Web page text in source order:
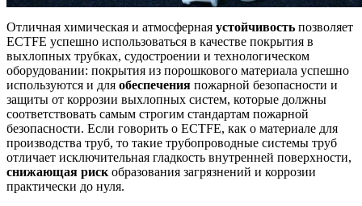
Отличная химическая и атмосферная устойчивость позволяет
ECTFE успешно использоваться в качестве покрытия в
выхлопных трубках, судостроении и технологическом
оборудовании: покрытия из порошкового материала успешно
используются и для обеспечения пожарной безопасности и
защиты от коррозии выхлопных систем, которые должны
соответствовать самым строгим стандартам пожарной
безопасности. Если говорить о ECTFE, как о материале для
производства труб, то такие трубопроводные системы труб
отличает исключительная гладкость внутренней поверхности,
снижающая рискобразования загрязнений и коррозии
практически до нуля.